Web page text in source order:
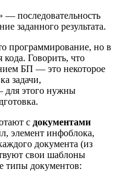
— последовательность
заданного результата.
программирование, но в
кода. Говорить, что
БП — это некоторое
задачи,
для этого нужны
с документами
элемент инфоблока,
документа (из
свои шаблоны
типы документов: